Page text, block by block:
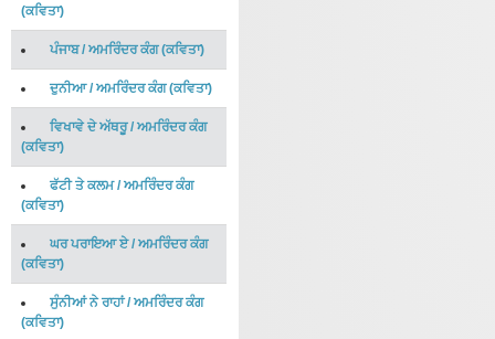
(ਕਵਿਤਾ)
ਪੰਜਾਬ/ ਅਮਰਿੰਦਰ ਕੰਗ(ਕਵਿਤਾ)
ਦੁਨੀਆ/ਅਮਰਿੰਦਰ ਕੰਗ(ਕਵਿਤਾ)
ਵਿਖਾਵੇ ਦੇ ਅੱਥਰੂ/ ਅਮਰਿੰਦਰ ਕੰਗ
(ਕਵਿਤਾ)
ਫੱਟੀ ਤੇ ਕਲਮ/ਅਮਰਿੰਦਰ ਕੰਗ
(ਕਵਿਤਾ)
ਘਰ ਪਰਾਇਆ ਏ/ ਅਮਰਿੰਦਰ ਕੰਗ
(ਕਵਿਤਾ)
ਸੁੰਨੀਆਂ ਨੇ ਰਾਹਾਂ/ਅਮਰਿੰਦਰ ਕੰਗ
(ਕਵਿਤਾ)